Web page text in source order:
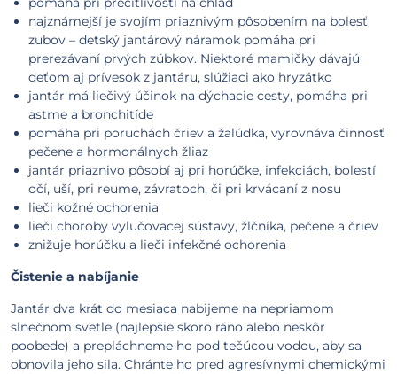
najznámejší je svojím priaznivým pôsobením na bolesť
zubov – detský jantárový náramok pomáha pri
prerezávaní prvých zúbkov. Niektoré mamičky dávajú
deťom aj prívesok z jantáru, slúžiaci ako hryzátko
jantár má liečivý účinok na dýchacie cesty, pomáha pri
astme a bronchitíde
pomáha pri poruchách čriev a žalúdka, vyrovnáva činnosť
pečene a hormonálnych žliaz
jantár priaznivo pôsobí aj pri horúčke, infekciách, bolestí
očí, uší, pri reume, závratoch, či pri krvácaní z nosu
lieči kožné ochorenia
lieči choroby vylučovacej sústavy, žlčníka, pečene a čriev
znižuje horúčku a lieči infekčné ochorenia
Čistenie a nabíjanie
Jantár dva krát do mesiaca nabijeme na nepriamom
slnečnom svetle (najlepšie skoro ráno alebo neskôr
poobede) a prepláchneme ho pod tečúcou vodou, aby sa
obnovila jeho sila. Chránte ho pred agresívnymi chemickými